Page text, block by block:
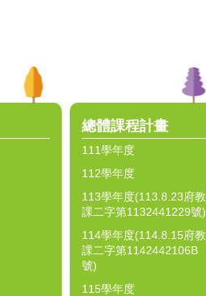
總體課程計畫
111學年度
112學年度
113學年度(113.8.23府教
課二字第1132441229號)
114學年度(114.8.15府教
課二字第1142442106B
號)
115學年度